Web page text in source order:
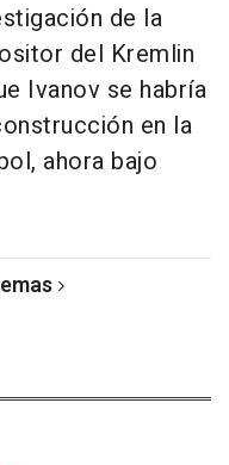
de la
del Kremlin
Ivanov se habría
en la
ahora bajo